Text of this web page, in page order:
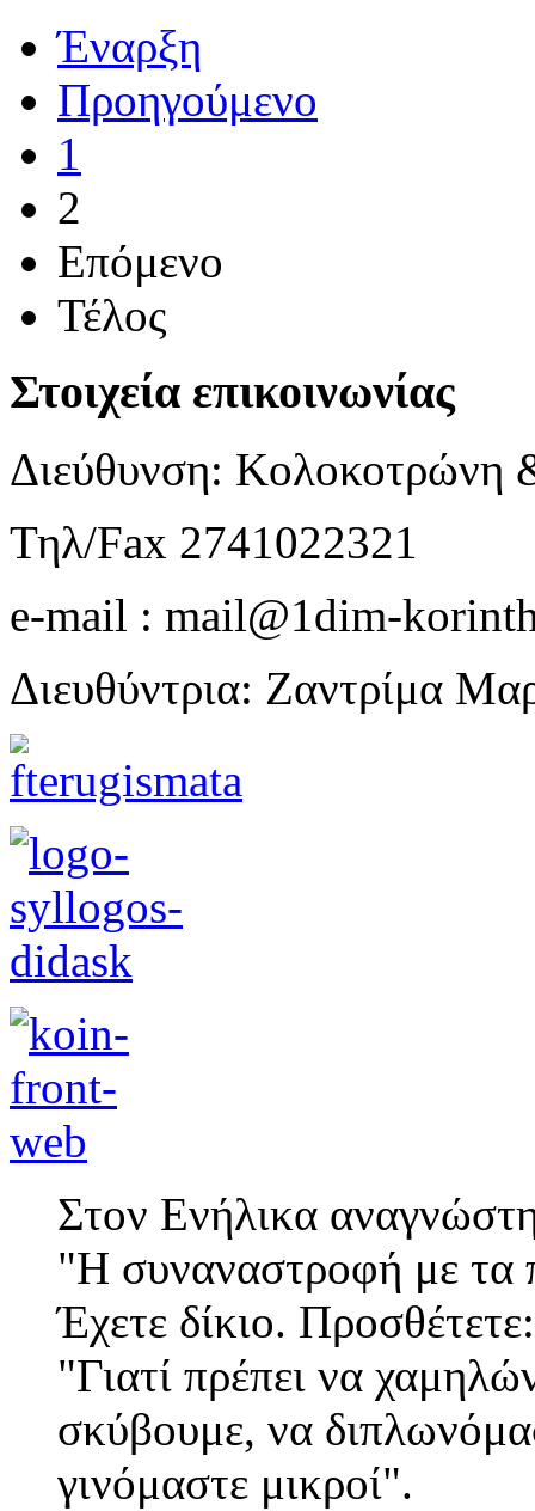
Έναρξη
Προηγούμενο
1
2
Επόμενο
Τέλος
Στοιχεία επικοινωνίας
Διεύθυνση: Κολοκοτρώνη
Τηλ/Fax 2741022321
e-mail : mail@1dim-
Διευθύντρια: Ζαντρίμα
Στον Ενήλικα
"Η συναναστροφή με τα
Έχετε δίκιο. Προσθέτετε:
"Γιατί πρέπει να
σκύβουμε, να
γινόμαστε μικροί".